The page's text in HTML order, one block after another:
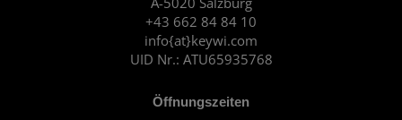
+43 662 84 84 10
info{at}keywi.com
UID Nr.: ATU65935768
Öffnungszeiten
k a
m